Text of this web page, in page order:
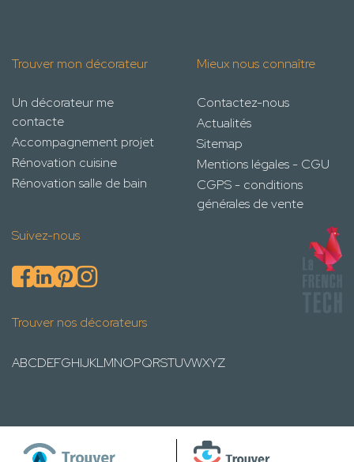
Trouver mon décorateur
Un décorateur me
contacte
Accompagnement projet
Rénovation cuisine
Rénovation salle de bain
Mieux nous connaître
Contactez-nous
Actualités
Sitemap
Mentions légales - CGU
CGPS - conditions
générales de vente
Suivez-nous
Trouver nos décorateurs
ABCDEFGHIJKLMNOPQRSTUVWXYZ